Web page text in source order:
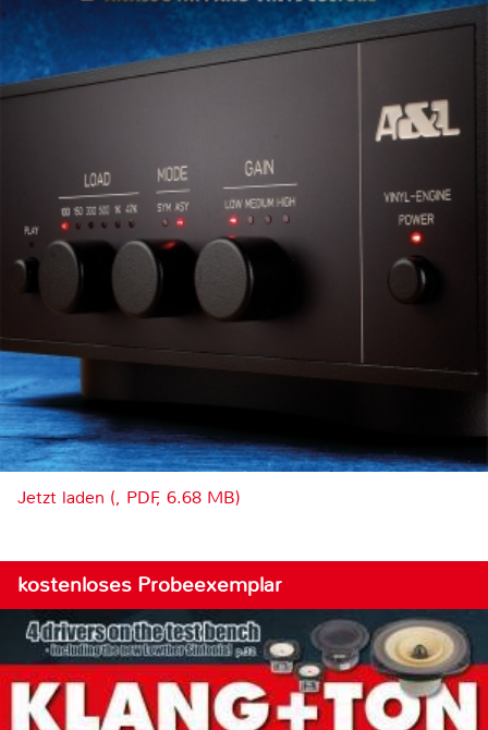
Jetzt laden (, PDF, 6.68 MB)
kostenloses Probeexemplar